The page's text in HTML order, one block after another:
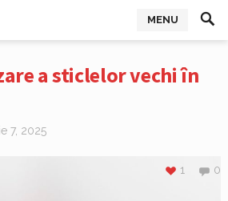
MENU
a sticlelor vechi în
7, 2025
0
1